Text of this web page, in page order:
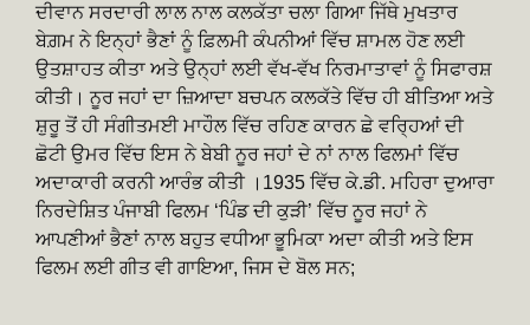
ਦੀਵਾਨ ਸਰਦਾਰੀ ਲਾਲ ਨਾਲ ਕਲਕੱਤਾ ਚਲਾ ਗਿਆ ਜਿੱਥੇ ਮੁਖਤਾਰ
ਬੇਗ਼ਮ ਨੇ ਇਨ੍ਹਾਂ ਭੈਣਾਂ ਨੂੰ ਫ਼ਿਲਮੀ ਕੰਪਨੀਆਂ ਵਿੱਚ ਸ਼ਾਮਲ ਹੋਣ ਲਈ
ਉਤਸ਼ਾਹਤ ਕੀਤਾ ਅਤੇ ਉਨ੍ਹਾਂ ਲਈ ਵੱਖ-ਵੱਖ ਨਿਰਮਾਤਾਵਾਂ ਨੂੰ ਸਿਫਾਰਸ਼
ਕੀਤੀ। ਨੂਰ ਜਹਾਂ ਦਾ ਜ਼ਿਆਦਾ ਬਚਪਨ ਕਲਕੱਤੇ ਵਿੱਚ ਹੀ ਬੀਤਿਆ ਅਤੇ
ਸ਼ੁਰੂ ਤੋਂ ਹੀ ਸੰਗੀਤਮਈ ਮਾਹੌਲ ਵਿੱਚ ਰਹਿਣ ਕਾਰਨ ਛੇ ਵਰ੍ਹਿਆਂ ਦੀ
ਛੋਟੀ ਉਮਰ ਵਿੱਚ ਇਸ ਨੇ ਬੇਬੀ ਨੂਰ ਜਹਾਂ ਦੇ ਨਾਂ ਨਾਲ ਫਿਲਮਾਂ ਵਿੱਚ
ਅਦਾਕਾਰੀ ਕਰਨੀ ਆਰੰਭ ਕੀਤੀ ।1935 ਵਿੱਚ ਕੇ.ਡੀ. ਮਹਿਰਾ ਦੁਆਰਾ
ਨਿਰਦੇਸ਼ਿਤ ਪੰਜਾਬੀ ਫਿਲਮ ‘ਪਿੰਡ ਦੀ ਕੁੜੀ’ ਵਿੱਚ ਨੂਰ ਜਹਾਂ ਨੇ
ਆਪਣੀਆਂ ਭੈਣਾਂ ਨਾਲ ਬਹੁਤ ਵਧੀਆ ਭੂਮਿਕਾ ਅਦਾ ਕੀਤੀ ਅਤੇ ਇਸ
ਫਿਲਮ ਲਈ ਗੀਤ ਵੀ ਗਾਇਆ, ਜਿਸ ਦੇ ਬੋਲ ਸਨ;